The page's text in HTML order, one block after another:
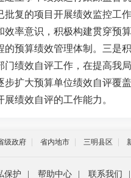
批复的项目开展绩效监控工
效率意识，积极构建贯穿预
的预算绩效管理体制。三是
门绩效自评工作，在提高我
步扩大预算单位绩效自评覆
绩效自评的工作能力。
级政府 省内地市 三明县区
保护 帮助中心 联系我们